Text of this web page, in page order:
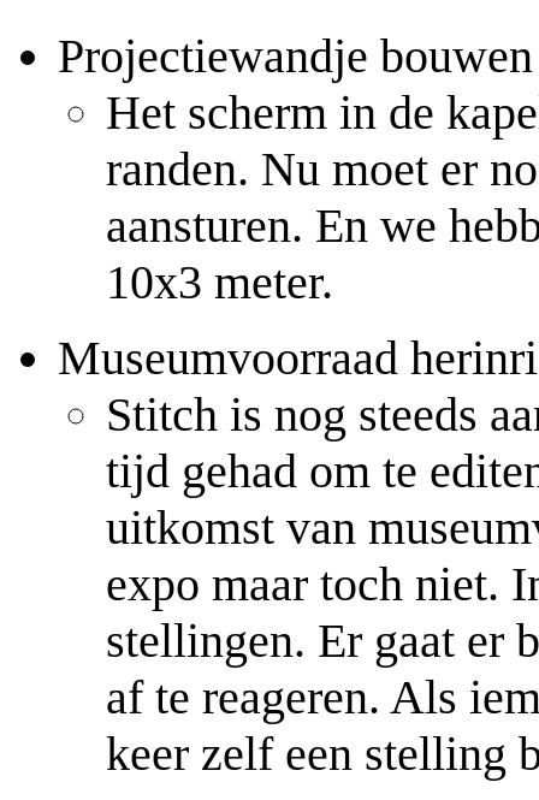
Projectiewandje bouwen
Het scherm in de
randen. Nu moet er
aansturen. En we
10x3 meter.
Museumvoorraad
Stitch is nog steeds
tijd gehad om te
uitkomst van
expo maar toch niet.
stellingen. Er gaat er
af te reageren. Als
keer zelf een stelling